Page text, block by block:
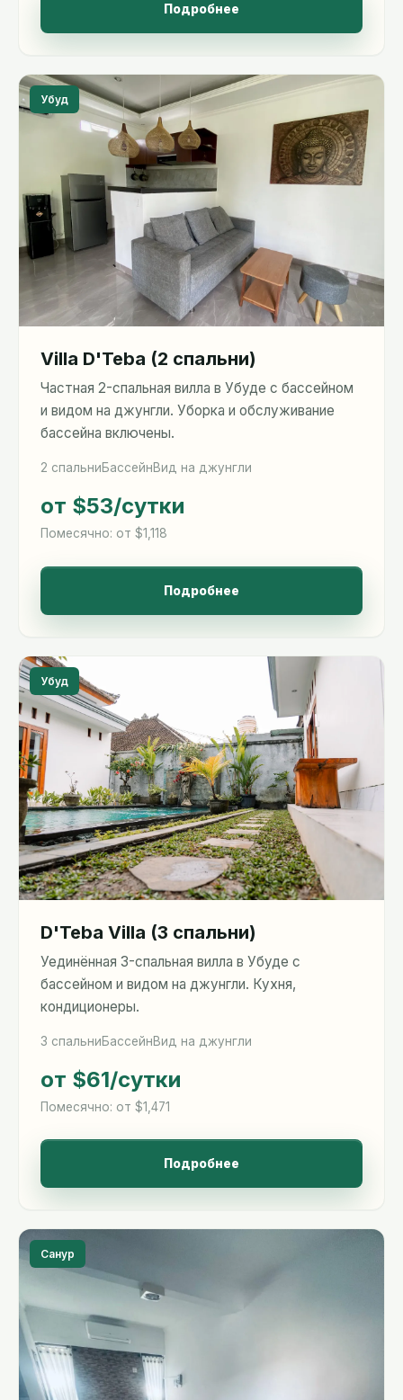
Подробнее
Убуд
Villa D'Teba (2 спальни)
Частная 2-спальная вилла в Убуде с бассейном
и видом на джунгли. Уборка и обслуживание
бассейна включены.
2 спальниБассейнВид на джунгли
от $53/сутки
Помесячно: от $1,118
Подробнее
Убуд
D'Teba Villa (3 спальни)
Уединённая 3-спальная вилла в Убуде с
бассейном и видом на джунгли. Кухня,
кондиционеры.
3 спальниБассейнВид на джунгли
от $61/сутки
Помесячно: от $1,471
Подробнее
Санур